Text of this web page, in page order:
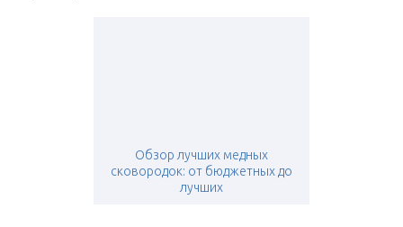
Обзор лучших медных
сковородок: от бюджетных до
лучших